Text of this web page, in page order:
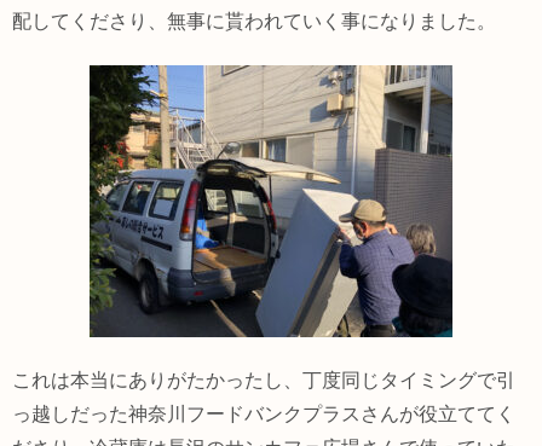
配してくださり、無事に貰われていく事になりました。
これは本当にありがたかったし、丁度同じタイミングで引
っ越しだった神奈川フードバンクプラスさんが役立ててく